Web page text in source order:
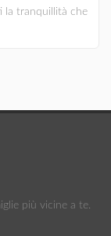
la tranquillità che
più vicine a te.